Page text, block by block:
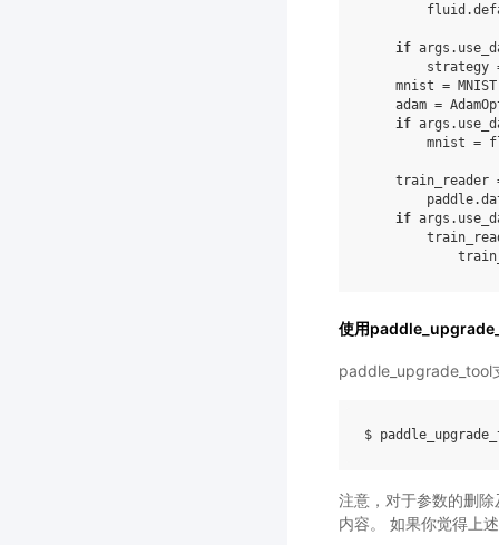
fluid .
if args .
strategy
mnist = MNIST
adam =
if args .
mnist =
train_reader
paddle.
if args .
使用
paddle_upgrade_tool
注意，对于参数的删
内容。 如果你觉得上